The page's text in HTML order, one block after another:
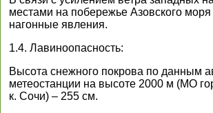
местами на побережье Азовского
нагонные явления.
1.4. Лавиноопасность:
Высота снежного покрова по данным
метеостанции на высоте 2000 м (МО
к. Сочи) – 255 см.